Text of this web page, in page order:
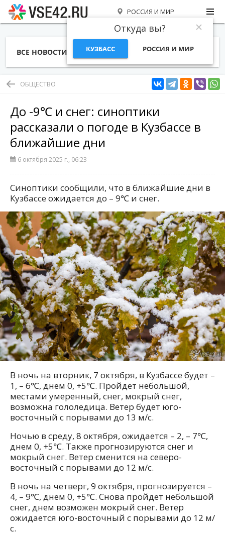
РОССИЯ И МИР
Откуда вы?
КУЗБАСС РОССИЯ И МИР
ВСЕ НОВОСТИ СТАТЬИ ТЕМЫ ФОТО
ОБЩЕСТВО
До -9℃ и снег: синоптики
рассказали о погоде в Кузбассе в
ближайшие дни
6 октября 2025 г., 06:23
Синоптики сообщили, что в ближайшие дни в
Кузбассе ожидается до – 9℃ и снег.
В ночь на вторник, 7 октября, в Кузбассе будет –
1, – 6℃, днем 0, +5℃. Пройдет небольшой,
местами умеренный, снег, мокрый снег,
возможна гололедица. Ветер будет юго-
восточный с порывами до 13 м/с.
Ночью в среду, 8 октября, ожидается – 2, – 7℃,
днем 0, +5℃. Также прогнозируются снег и
мокрый снег. Ветер сменится на северо-
восточный с порывами до 12 м/с.
В ночь на четверг, 9 октября, прогнозируется –
4, – 9℃, днем 0, +5℃. Снова пройдет небольшой
снег, днем возможен мокрый снег. Ветер
ожидается юго-восточный с порывами до 12 м/
с.